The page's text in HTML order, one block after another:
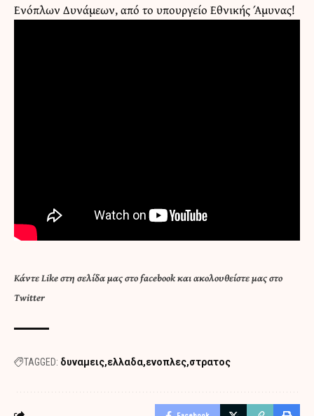
Ενόπλων Δυνάμεων, από το υπουργείο Εθνικής Άμυνας!
ΚάντεLike στη σελίδα μας στο facebookκαιακολουθείστε μας στο
Twitter
TAGGED: δυναμεις ελλαδα ενοπλες στρατος